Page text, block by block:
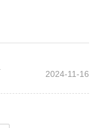
2024-11-16